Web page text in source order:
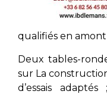
qualifiés en
Deux tables-
sur La
d’essais